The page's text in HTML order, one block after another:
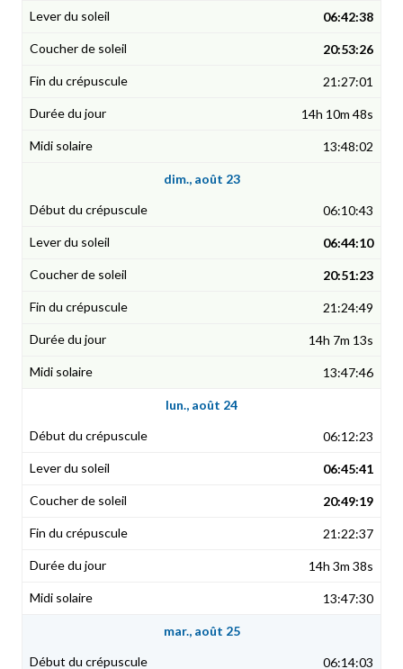
06:42:38
20:53:26
21:27:01
14h 10m 48s
13:48:02
dim., août 23
06:10:43
06:44:10
20:51:23
21:24:49
14h 7m 13s
13:47:46
lun., août 24
06:12:23
06:45:41
20:49:19
21:22:37
14h 3m 38s
13:47:30
mar., août 25
06:14:03